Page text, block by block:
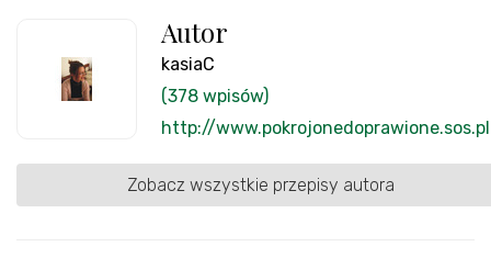
Autor
kasiaC
(378 wpisów)
http://www.pokrojonedoprawione.sos.pl
Zobacz wszystkie przepisy autora